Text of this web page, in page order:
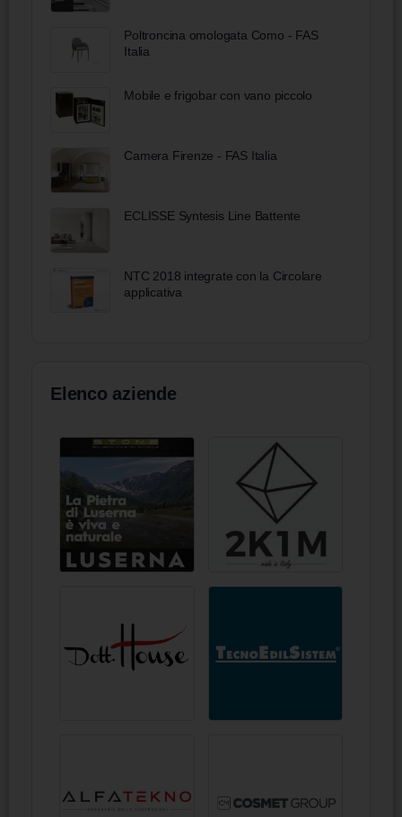
Poltroncina omologata Como - FAS
Italia
Mobile e frigobar con vano piccolo
Camera Firenze - FAS Italia
ECLISSE Syntesis Line Battente
NTC 2018 integrate con la Circolare
applicativa
Elenco aziende